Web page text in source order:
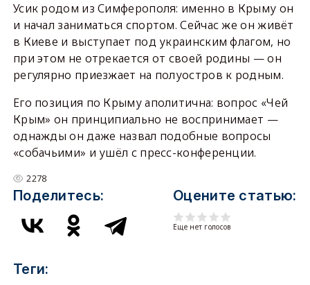
Усик родом из Симферополя: именно в Крыму он
и начал заниматься спортом. Сейчас же он живёт
в Киеве и выступает под украинским флагом, но
при этом не отрекается от своей родины — он
регулярно приезжает на полуостров к родным.
Его позиция по Крыму аполитична: вопрос «Чей
Крым» он принципиально не воспринимает —
однажды он даже назвал подобные вопросы
«собачьими» и ушёл с пресс-конференции.
2278
Поделитесь: Оцените статью:
Еще нет голосов
Теги: